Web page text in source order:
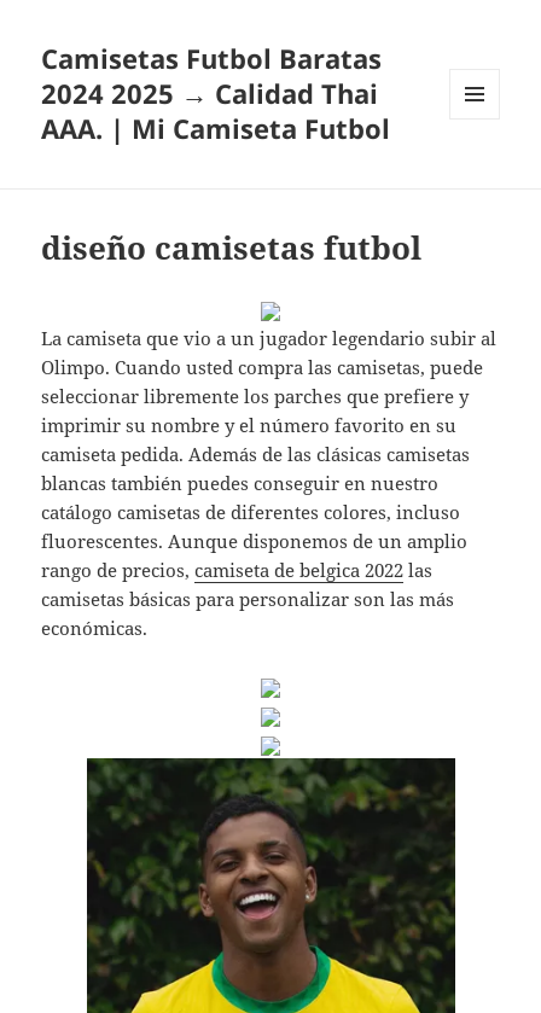
Camisetas Futbol Baratas
2024 2025 → Calidad Thai
AAA. | Mi Camiseta Futbol
diseño camisetas futbol
La camiseta que vio a un jugador legendario subir al
Olimpo. Cuando usted compra las camisetas, puede
seleccionar libremente los parches que prefiere y
imprimir su nombre y el número favorito en su
camiseta pedida. Además de las clásicas camisetas
blancas también puedes conseguir en nuestro
catálogo camisetas de diferentes colores, incluso
fluorescentes. Aunque disponemos de un amplio
rango de precios,camiseta de belgica 2022 las
camisetas básicas para personalizar son las más
económicas.